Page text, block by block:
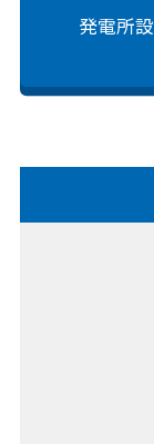
発電所